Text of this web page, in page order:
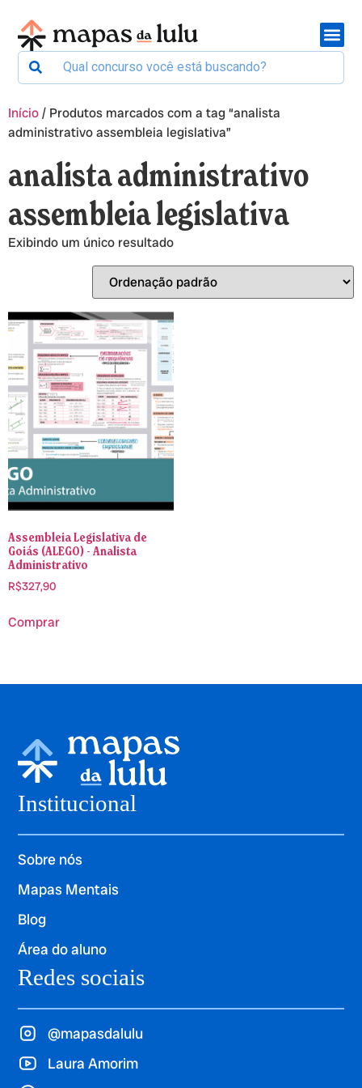
Início/ Produtos marcados com a tag “analista
administrativo assembleia legislativa”
analista administrativo
assembleia legislativa
Exibindo um único resultado
Assembleia Legislativa de
Goiás (ALEGO) - Analista
Administrativo
R$327,90
Comprar
Institucional
Sobre nós
Mapas Mentais
Blog
Área do aluno
Redes sociais
@mapasdalulu
Laura Amorim